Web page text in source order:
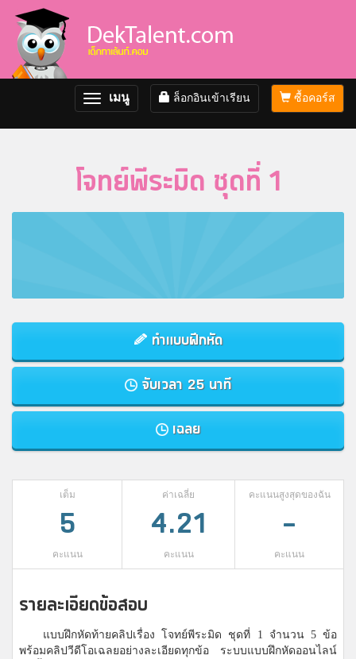
ซื้อคอร์ส
ล็อกอินเข้าเรียน
Toggle
navigation
เมนู
โจทย์พีระมิด ชุดที่ 1
ทำแบบฝึกหัด
จับเวลา 25 นาที
เฉลย
เต็ม
5
คะแนน
ค่าเฉลี่ย
4.21
คะแนน
คะแนนสูงสุดของฉัน
-
คะแนน
รายละเอียดข้อสอบ
แบบฝึกหัดท้ายคลิปเรื่อง โจทย์พีระมิด ชุดที่ 1 จำนวน 5 ข้อ
พร้อมคลิปวีดีโอเฉลยอย่างละเอียดทุกข้อ ระบบแบบฝึกหัดออนไลน์